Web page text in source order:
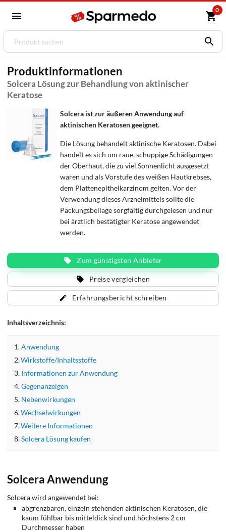
0
Produktinformationen
Solcera Lösung zur Behandlung von aktinischer
Keratose
Solcera ist zur äußeren Anwendung auf
aktinischen Keratosen geeignet.
Die Lösung behandelt aktinische Keratosen. Dabei
handelt es sich um raue, schuppige Schädigungen
der Oberhaut, die zu viel Sonnenlicht ausgesetzt
waren und als Vorstufe des weißen Hautkrebses,
dem Plattenepithelkarzinom gelten. Vor der
Verwendung dieses Arzneimittels sollte die
Packungsbeilage sorgfältig durchgelesen und nur
bei ärztlich bestätigter Keratose angewendet
werden.
Zum günstigsten Anbieter
Preise vergleichen
Erfahrungsbericht schreiben
Inhaltsverzeichnis:
Anwendung
Wirkstoffe/Inhaltsstoffe
Informationen zur Anwendung
Gegenanzeigen
Nebenwirkungen
Wechselwirkungen
Weitere Informationen
Solcera Lösung kaufen
Solcera Anwendung
Solcera wird angewendet bei:
abgrenzbaren, einzeln stehenden aktinischen Keratosen, die
kaum fühlbar bis mitteldick sind und höchstens 2 cm
Durchmesser haben